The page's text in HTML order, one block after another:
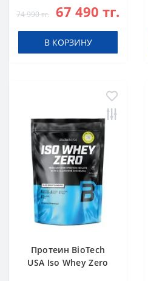
g
74 990 тг. 67 490 тг.
В КОРЗИНУ
Протеин BioTech
USA Iso Whey Zero